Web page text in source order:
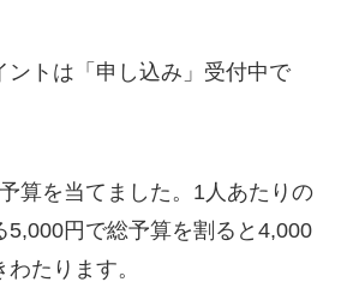
ントは「申し込み」受付中で
算を当てました。1人あたりの
5,000円で総予算を割ると4,000
たります。